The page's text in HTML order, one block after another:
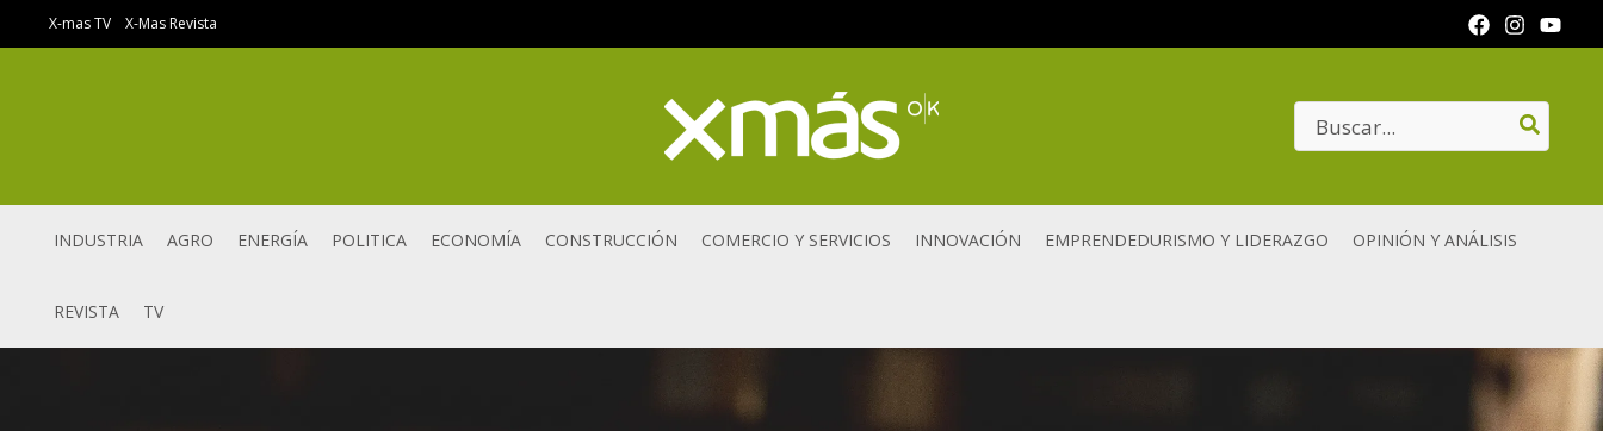
al
X-mas TV X-Mas Revista
Search
for:
INDUSTRIA AGRO ENERGÍA POLITICA ECONOMÍA CONSTRUCCIÓN COMERCIO Y SERVICIOS INNOVACIÓN EMPRENDEDURISMO Y LIDERAZGO OPINIÓN Y ANÁLISIS
REVISTA TV